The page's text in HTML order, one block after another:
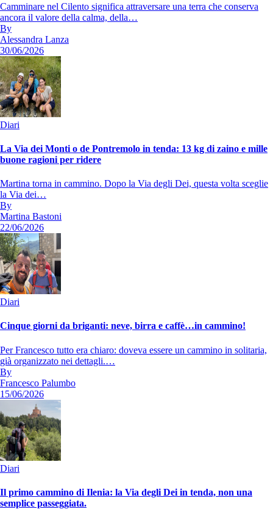
Camminare nel Cilento significa attraversare una terra che conserva
ancora il valore della calma, della…
By
Alessandra Lanza
30/06/2026
Diari
La Via dei Monti o de Pontremolo in tenda: 13 kg di zaino e mille
buone ragioni per ridere
Martina torna in cammino. Dopo la Via degli Dei, questa volta sceglie
la Via dei…
By
Martina Bastoni
22/06/2026
Diari
Cinque giorni da briganti: neve, birra e caffè…in cammino!
Per Francesco tutto era chiaro: doveva essere un cammino in solitaria,
già organizzato nei dettagli.…
By
Francesco Palumbo
15/06/2026
Diari
Il primo cammino di Ilenia: la Via degli Dei in tenda, non una
semplice passeggiata.